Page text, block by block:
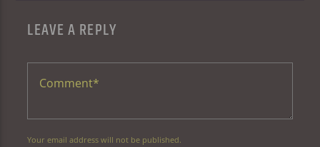
LEAVE A REPLY
Your email address will not be published.